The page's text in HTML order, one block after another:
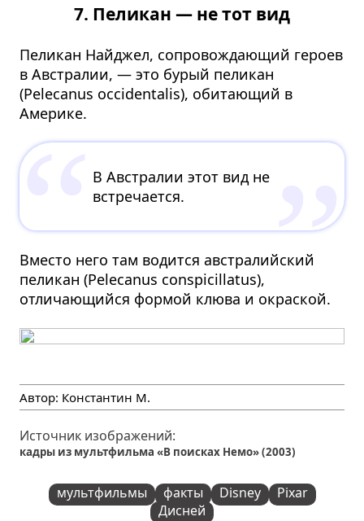
7. Пеликан — не тот вид
Пеликан Найджел, сопровождающий героев
в Австралии, — это бурый пеликан
(Pelecanus occidentalis), обитающий в
Америке.
В Австралии этот вид не
встречается.
Вместо него там водится австралийский
пеликан (Pelecanus conspicillatus),
отличающийся формой клюва и окраской.
Автор: Константин М.
Источник изображений:
кадры из мультфильма «В поисках Немо» (2003)
мультфильмы факты Disney
Pixar
Дисней